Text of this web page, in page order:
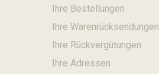
Ihre Bestellungen
Ihre Warenrücksendungen
Ihre Rückvergütungen
Ihre Adressen